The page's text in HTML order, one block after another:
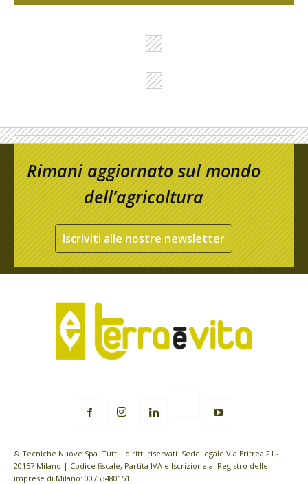
Rimani aggiornato sul mondo
dell’agricoltura
Iscriviti alle nostre newsletter
© Tecniche Nuove Spa. Tutti i diritti riservati. Sede legale Via Eritrea 21 -
20157 Milano | Codice fiscale, Partita IVA e Iscrizione al Registro delle
imprese di Milano: 00753480151